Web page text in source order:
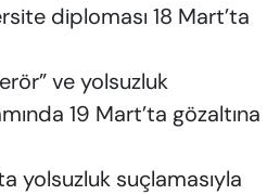
diploması 18 Mart’ta
ve yolsuzluk
19 Mart’ta gözaltına
yolsuzluk suçlamasıyla